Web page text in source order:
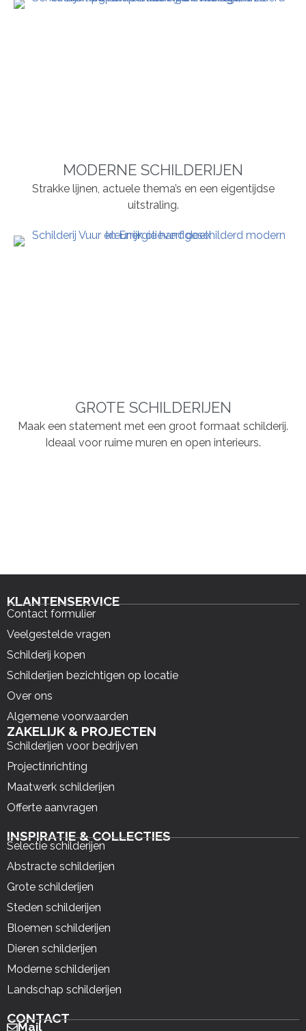
MODERNE SCHILDERIJEN
Strakke lijnen, actuele thema’s en een eigentijdse
uitstraling.
GROTE SCHILDERIJEN
Maak een statement met een groot formaat schilderij.
Ideaal voor ruime muren en open interieurs.
KLANTENSERVICE
Contact formulier
Veelgestelde vragen
Schilderij kopen
Schilderijen bezichtigen op locatie
Over ons
Algemene voorwaarden
ZAKELIJK & PROJECTEN
Schilderijen voor bedrijven
Projectinrichting
Maatwerk schilderijen
Offerte aanvragen
INSPIRATIE & COLLECTIES
Selectie schilderijen
Abstracte schilderijen
Grote schilderijen
Steden schilderijen
Bloemen schilderijen
Dieren schilderijen
Moderne schilderijen
Landschap schilderijen
CONTACT
Mail